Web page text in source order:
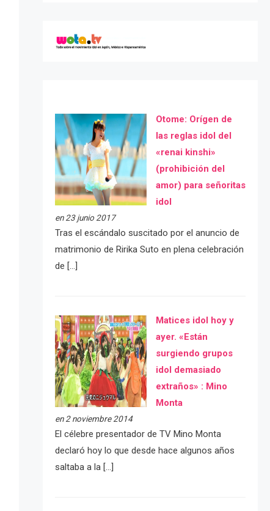
Otome: Orígen de
las reglas idol del
«renai kinshi»
(prohibición del
amor) para señoritas
idol
en 23 junio 2017
Tras el escándalo suscitado por el anuncio de
matrimonio de Ririka Suto en plena celebración
de […]
Matices idol hoy y
ayer. «Están
surgiendo grupos
idol demasiado
extraños» : Mino
Monta
en 2 noviembre 2014
El célebre presentador de TV Mino Monta
declaró hoy lo que desde hace algunos años
saltaba a la […]